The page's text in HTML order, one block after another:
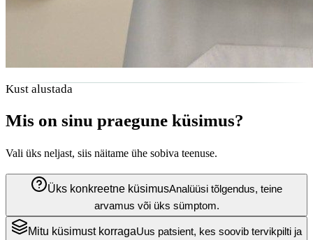
Kust alustada
Mis on sinu praegune küsimus?
Vali üks neljast, siis näitame ühe sobiva teenuse.
Üks konkreetne küsimusAnalüüsi tõlgendus, teine
arvamus või üks sümptom.
Mitu küsimust korragaUus patsient, kes soovib tervikpilti ja